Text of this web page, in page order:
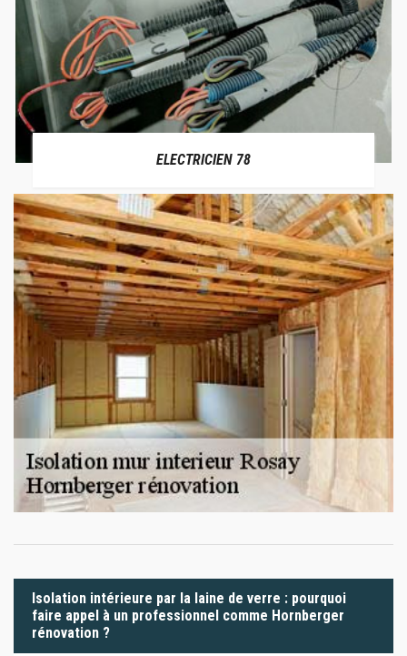
ELECTRICIEN 78
Isolation intérieure par la laine de verre : pourquoi
faire appel à un professionnel comme Hornberger
rénovation ?